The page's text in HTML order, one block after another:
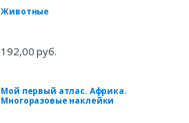
Животные
192,00 руб.
Мой первый атлас. Африка.
Многоразовые наклейки